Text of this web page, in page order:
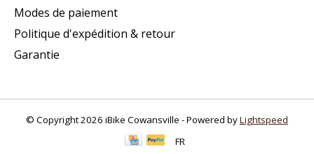
Modes de paiement
Politique d'expédition & retour
Garantie
© Copyright 2026 iBike Cowansville - Powered byLightspeed
FR